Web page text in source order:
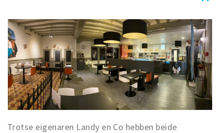
Inloggen
Trotse eigenaren Landy en Co hebben beide